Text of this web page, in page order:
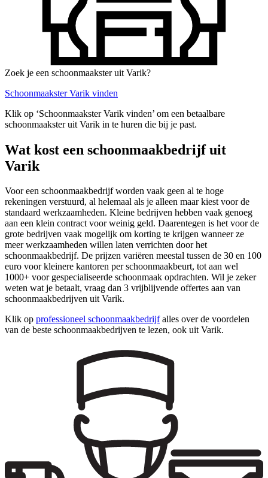
Zoek je een schoonmaakster uit Varik?
Schoonmaakster Varik vinden
Klik op ‘Schoonmaakster Varik vinden’ om een betaalbare
schoonmaakster uit Varik in te huren die bij je past.
Wat kost een schoonmaakbedrijf uit
Varik
Voor een schoonmaakbedrijf worden vaak geen al te hoge
rekeningen verstuurd, al helemaal als je alleen maar kiest voor de
standaard werkzaamheden. Kleine bedrijven hebben vaak genoeg
aan een klein contract voor weinig geld. Daarentegen is het voor de
grote bedrijven vaak mogelijk om korting te krijgen wanneer ze
meer werkzaamheden willen laten verrichten door het
schoonmaakbedrijf. De prijzen variëren meestal tussen de 30 en 100
euro voor kleinere kantoren per schoonmaakbeurt, tot aan wel
1000+ voor gespecialiseerde schoonmaak opdrachten. Wil je zeker
weten wat je betaalt, vraag dan 3 vrijblijvende offertes aan van
schoonmaakbedrijven uit Varik.
Klik op professioneel schoonmaakbedrijfalles over de voordelen
van de beste schoonmaakbedrijven te lezen, ook uit Varik.